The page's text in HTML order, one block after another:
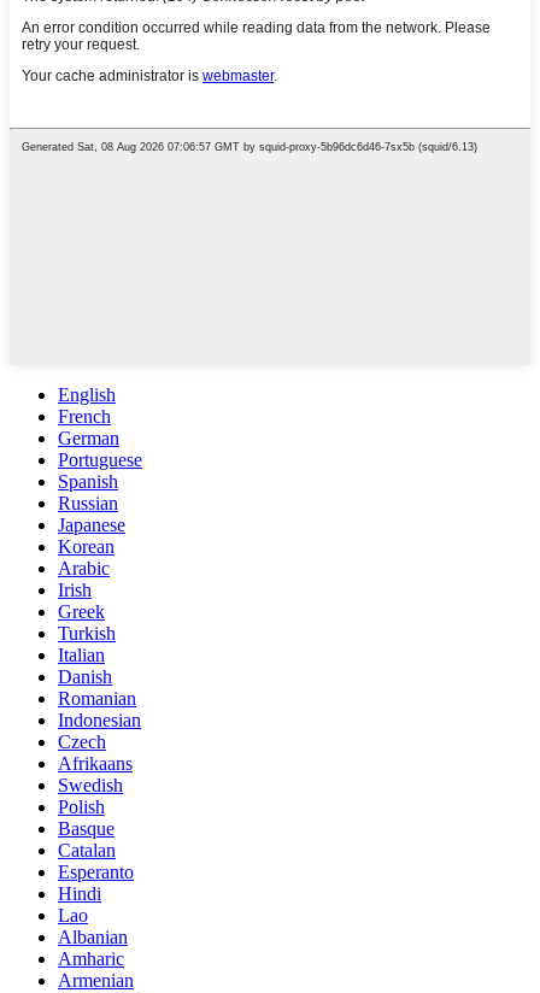
English
French
German
Portuguese
Spanish
Russian
Japanese
Korean
Arabic
Irish
Greek
Turkish
Italian
Danish
Romanian
Indonesian
Czech
Afrikaans
Swedish
Polish
Basque
Catalan
Esperanto
Hindi
Lao
Albanian
Amharic
Armenian